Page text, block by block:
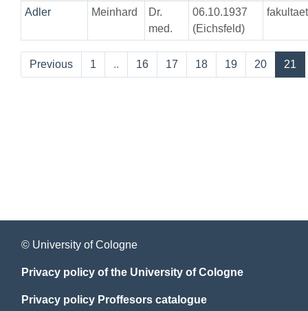
Adler Meinhard
Dr.
med.
06.10.1937
(Eichsfeld)
Previous 1 .. 16 17 18 19 20 21
© University of Cologne
Privacy policy of the University of Cologne
Privacy policy Proffesors catalogue